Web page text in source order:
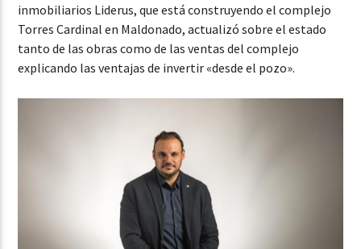
inmobiliarios Liderus, que está construyendo el complejo
Torres Cardinal en Maldonado, actualizó sobre el estado
tanto de las obras como de las ventas del complejo
explicando las ventajas de invertir «desde el pozo».